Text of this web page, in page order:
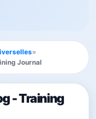
»
Journal
- Training